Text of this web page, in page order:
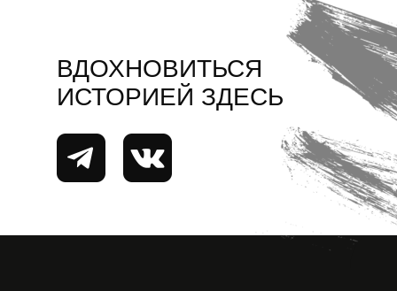
ВДОХНОВИТЬСЯ
ИСТОРИЕЙ ЗДЕСЬ